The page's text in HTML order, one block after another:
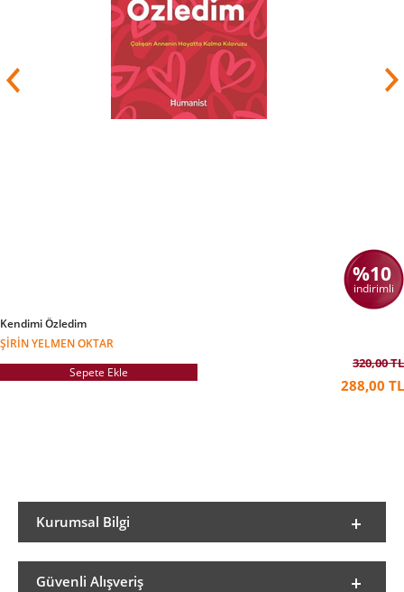
%10
indirimli
Kendimi Özledim
ŞIRIN YELMEN OKTAR
Sepete Ekle
320,00 TL
288,00 TL
Kurumsal Bilgi
Güvenli Alışveriş